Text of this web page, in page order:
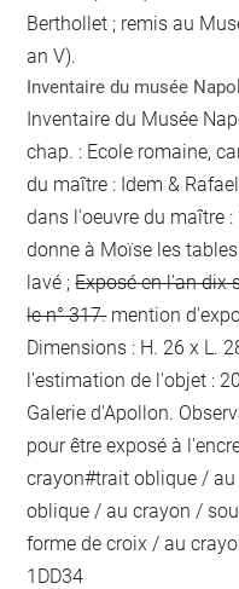
Berthollet ; remis au
an V).
Inventaire du musée
Inventaire du Musée
chap. : Ecole romaine,
du maître : Idem &
dans l'oeuvre du maître
donne à Moïse les
lavé ;Exposé en l'an dix
le n° 317. mention
Dimensions : H. 26 x L.
l'estimation de l'objet :
Galerie d'Apollon.
pour être exposé à
crayon#trait oblique / au
oblique / au crayon /
forme de croix / au
1DD34